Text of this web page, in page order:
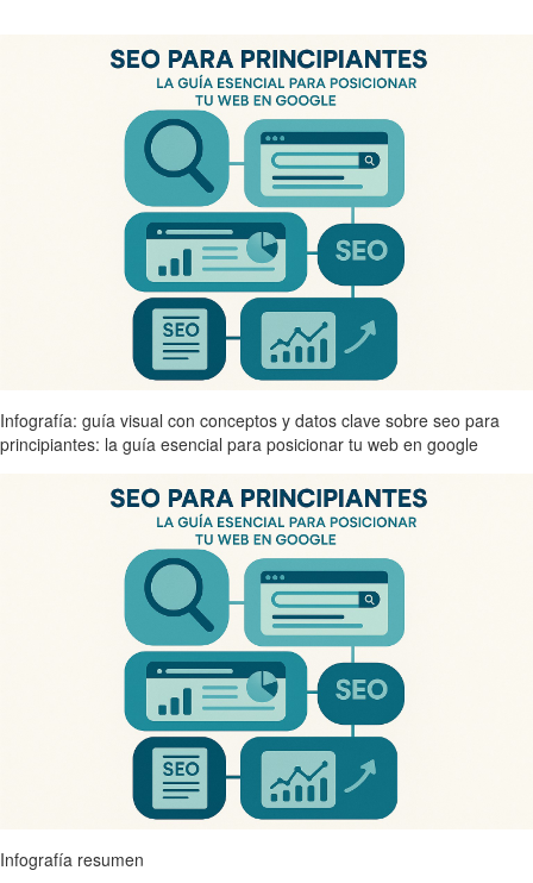
Infografía: guía visual con conceptos y datos clave sobre seo para
principiantes: la guía esencial para posicionar tu web en google
Infografía resumen